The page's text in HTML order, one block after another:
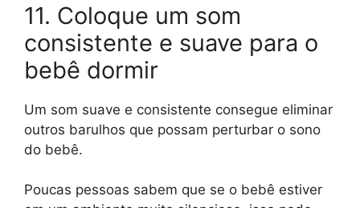
11. Coloque um som
consistente e suave para o
bebê dormir
Um som suave e consistente consegue eliminar
outros barulhos que possam perturbar o sono
do bebê.
Poucas pessoas sabem que se o bebê estiver